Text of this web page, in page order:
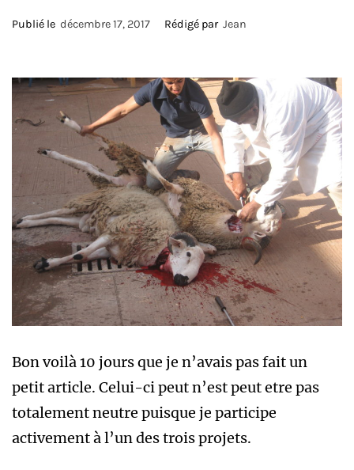
Publié le décembre 17, 2017 Rédigé par Jean
Bon voilà 10 jours que je n’avais pas fait un
petit article. Celui-ci peut n’est peut etre pas
totalement neutre puisque je participe
activement à l’un des trois projets.